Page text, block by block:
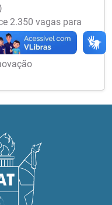
2.350 vagas para
6ª Semana